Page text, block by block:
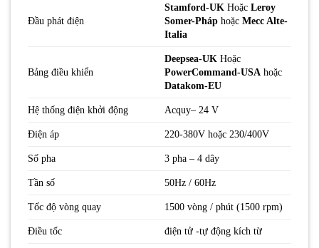
Đầu phát điện
Stamford-UK HoặcLeroy
Somer-Pháp hoặcMecc Alte-
Italia
Bảng điều khiển
Deepsea-UK Hoặc
PowerCommand-USA hoặc
Datakom-EU
Hệ thống điện khởi động Acquy– 24 V
Điện áp 220-380V hoặc 230/400V
Số pha 3 pha – 4 dây
Tần số 50Hz / 60Hz
Tốc độ vòng quay 1500 vòng / phút (1500 rpm)
Điều tốc điện tử -tự động kích từ